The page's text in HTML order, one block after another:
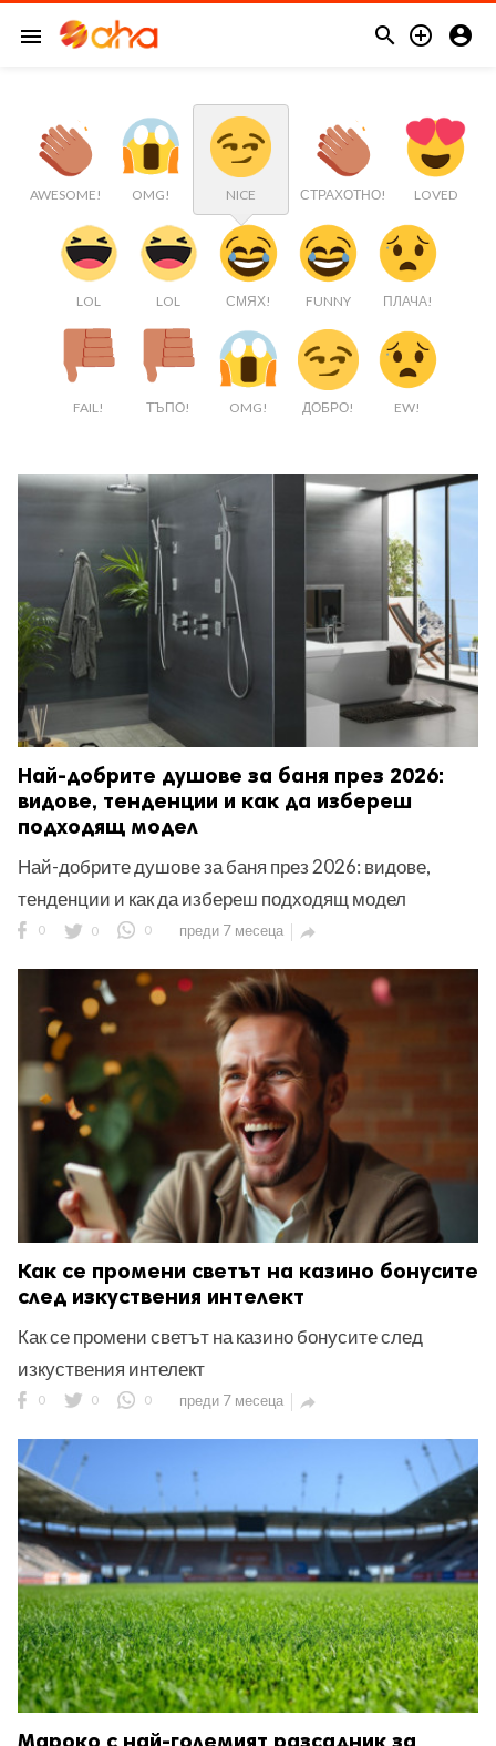
menu   
AWESOME! OMG! NICE СТРАХОТНО! LOVED
LOL LOL СМЯХ! FUNNY ПЛАЧА!
FAIL! ТЪПО! OMG! ДОБРО! EW!
Най-добрите душове за баня през 2026:
видове, тенденции и как да избереш
подходящ модел
Най-добрите душове за баня през 2026: видове,
тенденции и как да избереш подходящ модел
0 0 0 преди 7 месеца 
Как се промени светът на казино бонусите
след изкуствения интелект
Как се промени светът на казино бонусите след
изкуствения интелект
0 0 0 преди 7 месеца 
Мароко с най-големият разсадник за